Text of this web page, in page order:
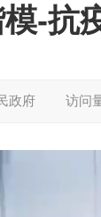
-抗
政府 访问